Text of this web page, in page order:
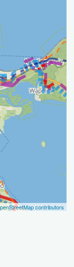
contributors